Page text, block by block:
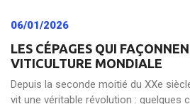
06/01/2026
LES CÉPAGES QUI
VITICULTURE MONDIALE
Depuis la seconde moitié du XXe
vit une véritable révolution : quelques